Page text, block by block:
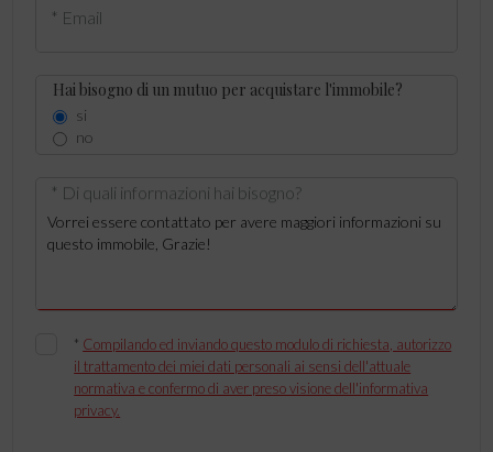
* Email
Hai bisogno di un mutuo per acquistare l'immobile?
si
no
* Di quali informazioni hai bisogno?
* Compilando ed inviando questo modulo di richiesta, autorizzo
il trattamento dei miei dati personali ai sensi dell'attuale
normativa e confermo di aver preso visione dell'informativa
privacy.